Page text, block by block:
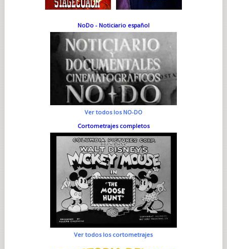
NoDo - Noticiario español
Ver todos los NO-DO
Cortometrajes completos
Ver todos los cortometrajes